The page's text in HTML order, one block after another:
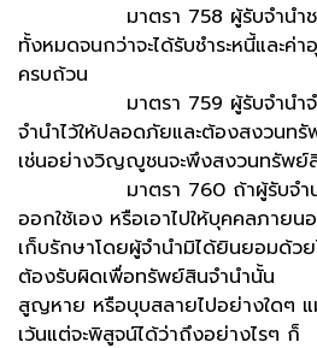
มาตรา 758 ผู้รับจำนำชอบ
ทั้งหมดจนกว่าจะได้รับชำระหนี้และค่
ครบถ้วน
มาตรา 759 ผู้รับจำนำจำ
จำนำไว้ให้ปลอดภัยและต้องสงวนท
เช่นอย่างวิญญูชนจะพึงสงวนทรัพย์
มาตรา 760 ถ้าผู้รับจำนำเ
ออกใช้เอง หรือเอาไปให้บุคคลภาย
เก็บรักษาโดยผู้จำนำมิได้ยินยอมด้วย
ต้องรับผิดเพื่อทรัพย์สินจำนำนั้น
สูญหาย หรือบุบสลายไปอย่างใดๆ แ
เว้นแต่จะพิสูจน์ได้ว่าถึงอย่างไรๆ ก็